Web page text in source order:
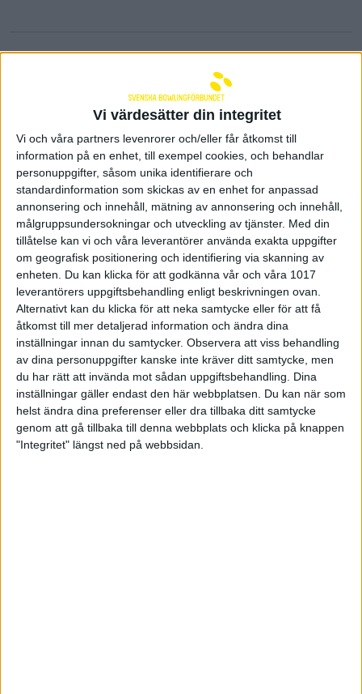
Vi värdesätter din integritet
Vi och våra partners levenrorer och/eller får åtkomst till
information på en enhet, till exempel cookies, och behandlar
personuppgifter, såsom unika identifierare och
standardinformation som skickas av en enhet for anpassad
annonsering och innehåll, mätning av annonsering och innehåll,
målgruppsundersokningar och utveckling av tjänster. Med din
tillåtelse kan vi och våra leverantörer använda exakta uppgifter
om geografisk positionering och identifiering via skanning av
enheten. Du kan klicka för att godkänna vår och våra 1017
leverantörers uppgiftsbehandling enligt beskrivningen ovan.
Alternativt kan du klicka för att neka samtycke eller för att få
åtkomst till mer detaljerad information och ändra dina
inställningar innan du samtycker. Observera att viss behandling
av dina personuppgifter kanske inte kräver ditt samtycke, men
du har rätt att invända mot sådan uppgiftsbehandling. Dina
inställningar gäller endast den här webbplatsen. Du kan när som
helst ändra dina preferenser eller dra tillbaka ditt samtycke
genom att gå tillbaka till denna webbplats och klicka på knappen
"Integritet" längst ned på webbsidan.
Guldavgörandet i slutspelet i
Sportspegeln
18 maj 2026 17:03